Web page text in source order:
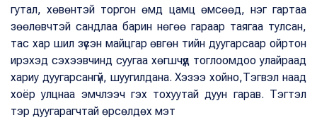
гутал, хөвөнтэй торгон өмд цамц өмсөөд, нэг гартаа
зөөлөвчтэй сандлаа барин нөгөө гараар таягаа тулсан,
тас хар шил зүүсэн майцгар өвгөн тийн дуугарсаар ойртон
ирэхэд сэхээвчинд суугаа хөгшчүүд тоглоомдоо улайраад
хариу дуугарсангүй, шуугилдана. Хэзээ хойно,Тэгвэл наад
хоёр улцнаа эмчлээч гэх тохуутай дуун гарав. Тэгтэл
тэр дуугарагчтай өрсөлдөх мэт